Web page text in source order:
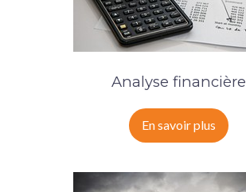
Analyse financière
En savoir plus